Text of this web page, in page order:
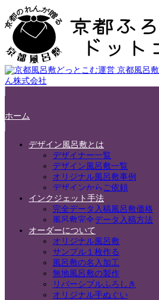
ホーム
デザイン風呂敷とは
デザイナー一覧
デザイン風呂敷一覧
オリジナル風呂敷事例
デザインからご依頼
インクジェット手法
完全データ入稿風呂敷価格
風呂敷完全データ入稿方法
オーダーについて
オリジナル風呂敷
サンプル１枚作る
風呂敷の名入加工
無地風呂敷の製作
リバーシブルふろしき
オリジナル手ぬぐい